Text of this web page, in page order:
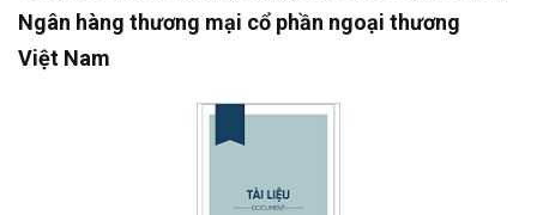
Ngân hàng thương mại cổ phần ngoại thương
Việt Nam